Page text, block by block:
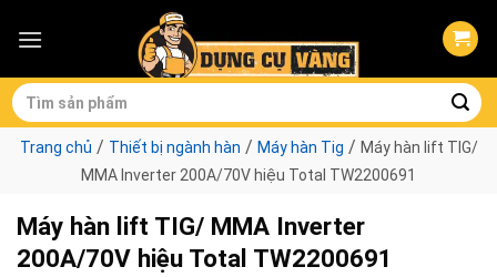
Tìm
kiếm:
Trang chủ / Thiết bị ngành hàn / Máy hàn Tig / Máy hàn lift TIG/
MMA Inverter 200A/70V hiệu Total TW2200691
Máy hàn lift TIG/ MMA Inverter
200A/70V hiệu Total TW2200691